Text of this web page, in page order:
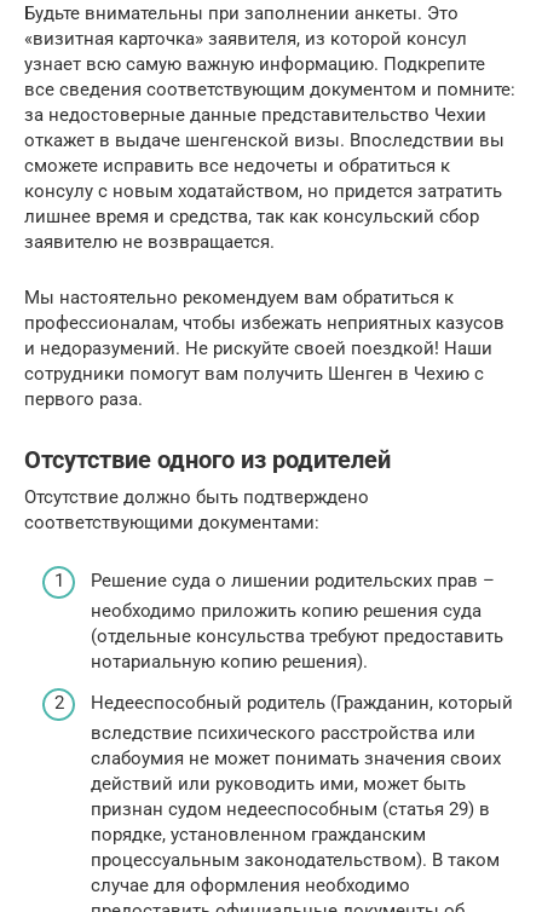
Будьте внимательны при заполнении анкеты. Это
«визитная карточка» заявителя, из которой консул
узнает всю самую важную информацию. Подкрепите
все сведения соответствующим документом и помните:
за недостоверные данные представительство Чехии
откажет в выдаче шенгенской визы. Впоследствии вы
сможете исправить все недочеты и обратиться к
консулу с новым ходатайством, но придется затратить
лишнее время и средства, так как консульский сбор
заявителю не возвращается.
Мы настоятельно рекомендуем вам обратиться к
профессионалам, чтобы избежать неприятных казусов
и недоразумений. Не рискуйте своей поездкой! Наши
сотрудники помогут вам получить Шенген в Чехию с
первого раза.
Отсутствие одного из родителей
Отсутствие должно быть подтверждено
соответствующими документами:
Решение суда о лишении родительских прав –
необходимо приложить копию решения суда
(отдельные консульства требуют предоставить
нотариальную копию решения).
Недееспособный родитель (Гражданин, который
вследствие психического расстройства или
слабоумия не может понимать значения своих
действий или руководить ими, может быть
признан судом недееспособным (статья 29) в
порядке, установленном гражданским
процессуальным законодательством). В таком
случае для оформления необходимо